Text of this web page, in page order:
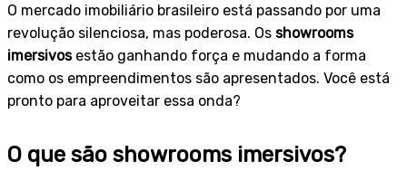
O mercado imobiliário brasileiro está passando por uma
revolução silenciosa, mas poderosa. Os showrooms
imersivosestão ganhando força e mudando a forma
como os empreendimentos são apresentados. Você está
pronto para aproveitar essa onda?
O que são showrooms imersivos?